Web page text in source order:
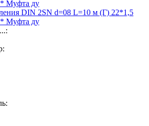
DIN 2SN d=08 L=10 м (Г) 22*1,5
Муфта ду